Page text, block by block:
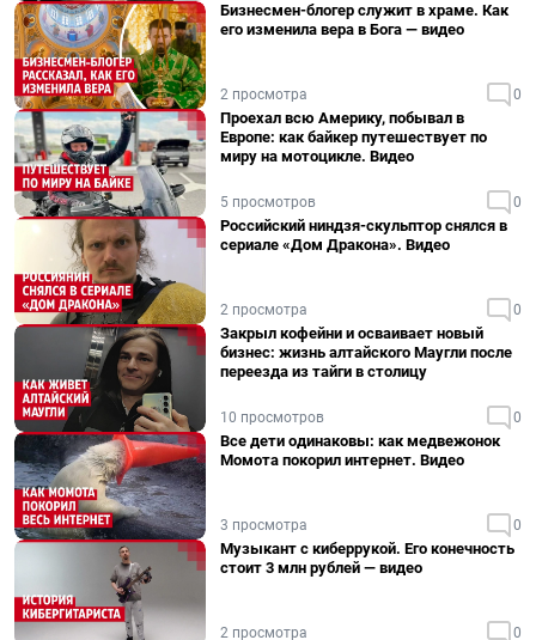
Бизнесмен-блогер служит в храме. Как
его изменила вера в Бога — видео
2 просмотра 0
Проехал всю Америку, побывал в
Европе: как байкер путешествует по
миру на мотоцикле. Видео
5 просмотров 0
Российский ниндзя-скульптор снялся в
сериале «Дом Дракона». Видео
2 просмотра 0
Закрыл кофейни и осваивает новый
бизнес: жизнь алтайского Маугли после
переезда из тайги в столицу
10 просмотров 0
Все дети одинаковы: как медвежонок
Момота покорил интернет. Видео
3 просмотра 0
Музыкант с киберрукой. Его конечность
стоит 3 млн рублей — видео
2 просмотра 0